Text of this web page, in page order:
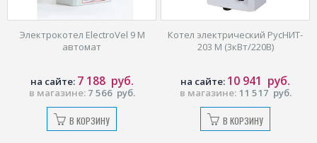
Электрокотел ElectroVel 9 M
автомат
в магазине: 7 566 руб.
на сайте: 7 188 руб.
В КОРЗИНУ
Котел электрический РусНИТ-
203 М (3кВт/220В)
в магазине: 11 517 руб.
на сайте: 10 941 руб.
В КОРЗИНУ